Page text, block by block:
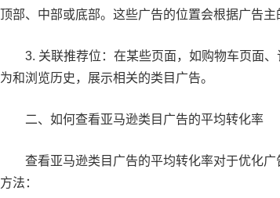
顶部、中部或底部。这些广告的位置会根据广告主
3. 关联推荐位：在某些页面，如购物车页面
为和浏览历史，展示相关的类目广告。
二、如何查看亚马逊类目广告的平均转化率
查看亚马逊类目广告的平均转化率对于优化
方法：